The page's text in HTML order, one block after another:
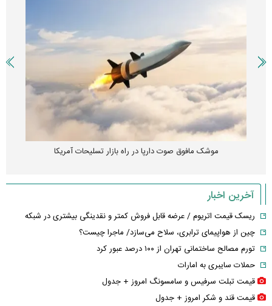
موشک مافوق صوت دارپا در راه بازار تسلیحات آمریکا
آخرین اخبار
ریسک قیمت اتریوم / عرضه قابل فروش کمتر و نقدینگی بیشتری در شبکه
چین از هواپیمای ترابری، سلاح می‌سازد/ ماجرا چیست؟
تورم مصالح ساختمانی تهران از ۱۰۰ درصد عبور کرد
حملات سایبری به امارات
قیمت تبلت سرفیس و سامسونگ امروز + جدول
قیمت قند و شکر امروز + جدول